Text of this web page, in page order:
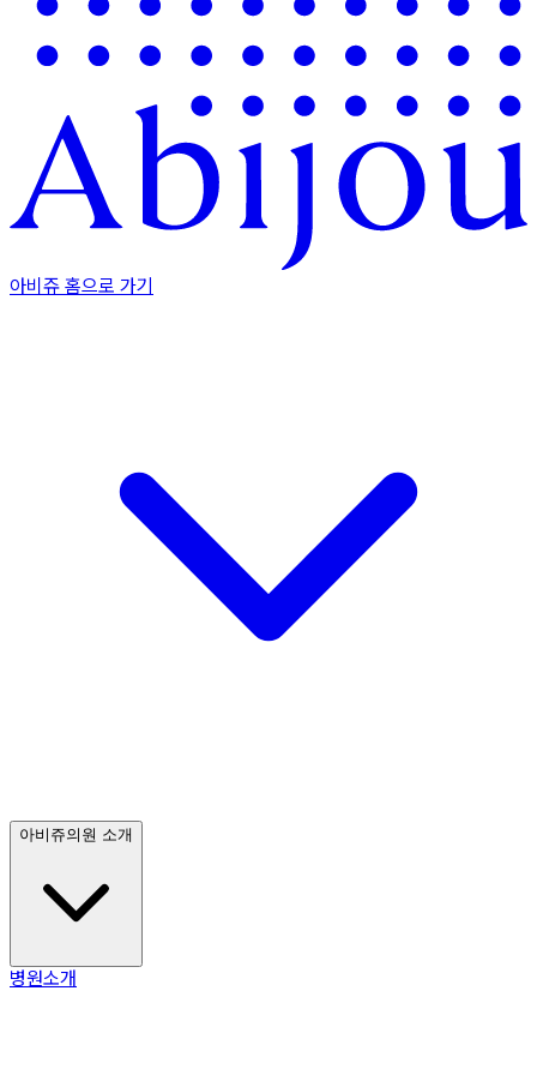
아비쥬 홈으로 가기
아비쥬의원 소개
병원소개